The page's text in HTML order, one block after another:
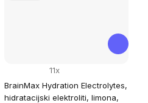
BrainMax Hydration Electrolytes,
hidratacijski elektroliti, limona,
11x